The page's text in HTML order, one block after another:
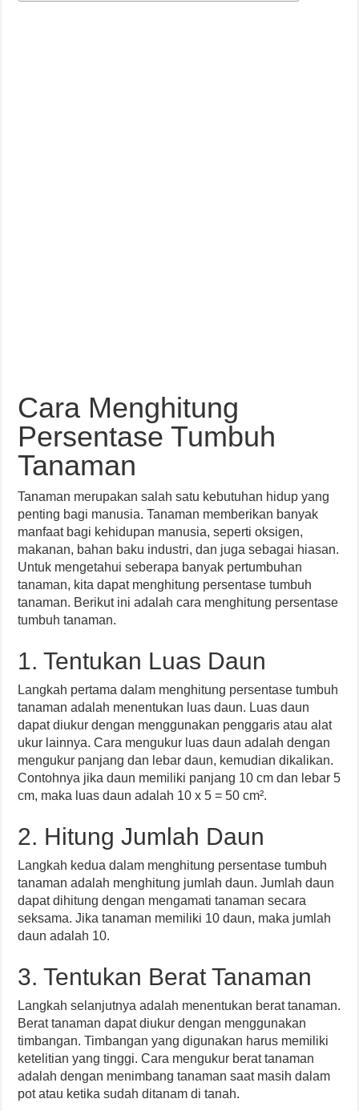
Cara Menghitung
Persentase Tumbuh
Tanaman
Tanaman merupakan salah satu kebutuhan hidup yang
penting bagi manusia. Tanaman memberikan banyak
manfaat bagi kehidupan manusia, seperti oksigen,
makanan, bahan baku industri, dan juga sebagai hiasan.
Untuk mengetahui seberapa banyak pertumbuhan
tanaman, kita dapat menghitung persentase tumbuh
tanaman. Berikut ini adalah cara menghitung persentase
tumbuh tanaman.
1. Tentukan Luas Daun
Langkah pertama dalam menghitung persentase tumbuh
tanaman adalah menentukan luas daun. Luas daun
dapat diukur dengan menggunakan penggaris atau alat
ukur lainnya. Cara mengukur luas daun adalah dengan
mengukur panjang dan lebar daun, kemudian dikalikan.
Contohnya jika daun memiliki panjang 10 cm dan lebar 5
cm, maka luas daun adalah 10 x 5 = 50 cm².
2. Hitung Jumlah Daun
Langkah kedua dalam menghitung persentase tumbuh
tanaman adalah menghitung jumlah daun. Jumlah daun
dapat dihitung dengan mengamati tanaman secara
seksama. Jika tanaman memiliki 10 daun, maka jumlah
daun adalah 10.
3. Tentukan Berat Tanaman
Langkah selanjutnya adalah menentukan berat tanaman.
Berat tanaman dapat diukur dengan menggunakan
timbangan. Timbangan yang digunakan harus memiliki
ketelitian yang tinggi. Cara mengukur berat tanaman
adalah dengan menimbang tanaman saat masih dalam
pot atau ketika sudah ditanam di tanah.